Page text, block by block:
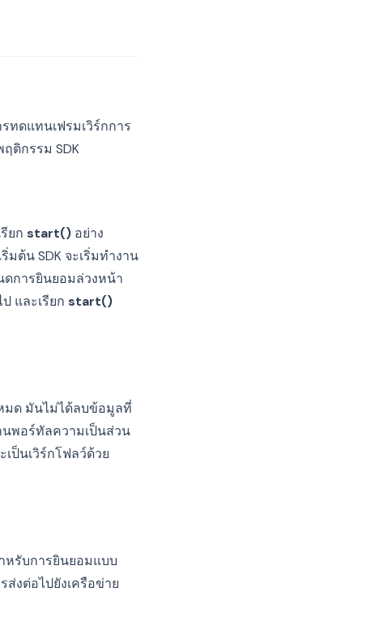
ทดแทนเฟรมเวิร์กการ
ติกรรม SDK
ยก start() อย่าง
ต้น SDK จะเริ่มทำงาน
การยินยอมล่วงหน้า
และเรียก start()
มด มันไม่ได้ลบข้อมูลที่
พอร์ทัลความเป็นส่วน
ป็นเวิร์กโฟลว์ด้วย
หรับการยินยอมแบบ
งต่อไปยังเครือข่าย